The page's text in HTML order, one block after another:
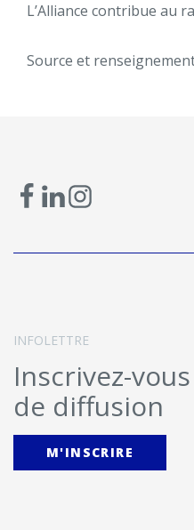
L’Alliance contribue au
Source et
INFOLETTRE
Inscrivez-
de diffusion
M'INSCRIRE